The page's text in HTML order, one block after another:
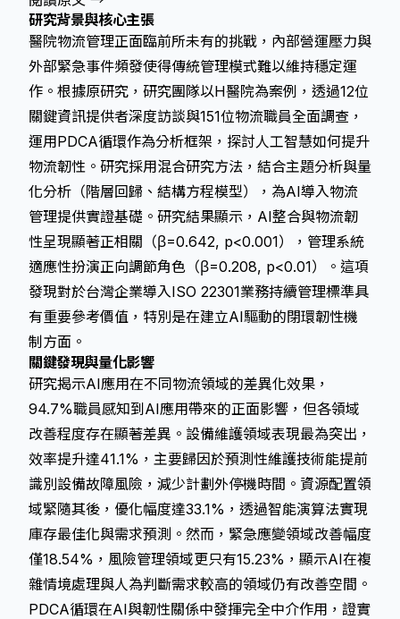
研究背景與核心主張
醫院物流管理正面臨前所未有的挑戰，內部營運壓力與
外部緊急事件頻發使得傳統管理模式難以維持穩定運
作。根據原研究 ，研究團隊以H醫院為案例，透過12位
關鍵資訊提供者深度訪談與151位物流職員全面調查，
運用PDCA循環作為分析框架，探討人工智慧如何提升
物流韌性。研究採用混合研究方法，結合主題分析與量
化分析（階層回歸、結構方程模型），為AI導入物流
管理提供實證基礎。研究結果顯示，AI整合與物流韌
性呈現顯著正相關（β=0.642, p<0.001），管理系統
適應性扮演正向調節角色（β=0.208, p<0.01）。這項
發現對於台灣企業導入ISO 22301業務持續管理標準具
有重要參考價值，特別是在建立AI驅動的閉環韌性機
制方面。
關鍵發現與量化影響
研究揭示AI應用在不同物流領域的差異化效果，
94.7%職員感知到AI應用帶來的正面影響，但各領域
改善程度存在顯著差異。設備維護領域表現最為突出，
效率提升達41.1%，主要歸因於預測性維護技術能提前
識別設備故障風險，減少計劃外停機時間。資源配置領
域緊隨其後，優化幅度達33.1%，透過智能演算法實現
庫存最佳化與需求預測。然而，緊急應變領域改善幅度
僅18.54%，風險管理領域更只有15.23%，顯示AI在複
雜情境處理與人為判斷需求較高的領域仍有改善空間。
PDCA循環在AI與韌性關係中發揮完全中介作用，證實